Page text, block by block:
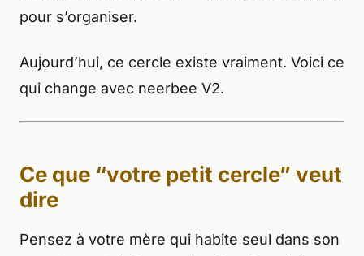
pour s’organiser.
Aujourd’hui, ce cercle existe vraiment. Voici ce
qui change avec neerbee V2.
Ce que “votre petit cercle” veut
dire
Pensez à votre mère qui habite seul dans son